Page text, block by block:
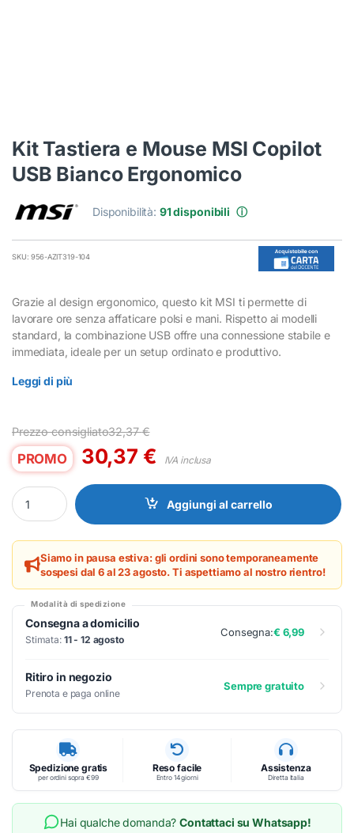
Kit Tastiera e Mouse MSI Copilot
USB Bianco Ergonomico
Disponibilità: 91 disponibili ⓘ
SKU: 956-AZIT319-104
Grazie al design ergonomico, questo kit MSI ti permette di
lavorare ore senza affaticare polsi e mani. Rispetto ai modelli
standard, la combinazione USB offre una connessione stabile e
immediata, ideale per un setup ordinato e produttivo.
Leggi di più
Prezzo consigliato32,37€
PROMO 30,37 € IVA inclusa
Kit Tastiera e Mouse MSI Copilot USB Bianco Ergonomico
Aggiungi al carrello
Siamo in pausa estiva: gli ordini sono temporaneamente
sospesi dal 6 al 23 agosto. Ti aspettiamo al nostro rientro!
Modalità di spedizione
Consegna a domicilio
Stimata: 11 - 12 agosto
Consegna:€ 6,99
Ritiro in negozio
Prenota e paga online
Sempre gratuito
Spedizione gratis
per ordini sopra €99
Reso facile
Entro 14 giorni
Assistenza
Diretta Italia
Hai qualche domanda?Contattaci su Whatsapp!